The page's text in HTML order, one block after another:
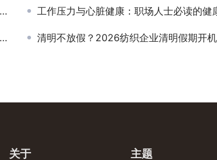
工作压力与心脏健康：职场人士必读的健
清明不放假？2026纺织企业清明假期开
关于 主题